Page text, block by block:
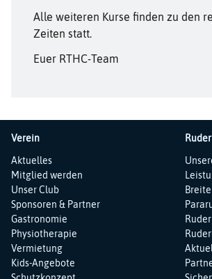
Alle weiteren Kurse finden zu den
Zeiten statt.
Euer RTHC-Team
Verein
Navigation
überspringen
Aktuelles
Mitglied werden
Unser Club
Sponsoren & Partner
Gastronomie
Physiotherapie
Vermietung
Kids-Angebote